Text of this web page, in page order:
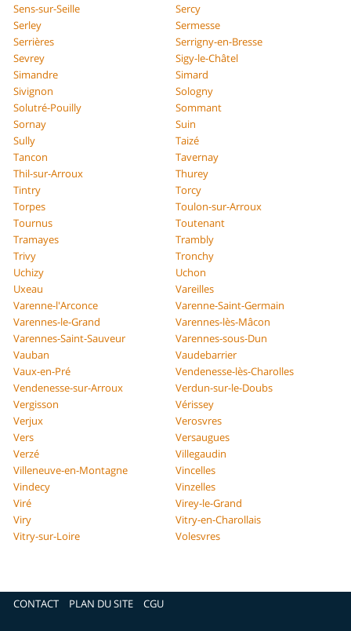
Sens-sur-Seille
Sercy
Serley
Sermesse
Serrières
Serrigny-en-Bresse
Sevrey
Sigy-le-Châtel
Simandre
Simard
Sivignon
Sologny
Solutré-Pouilly
Sommant
Sornay
Suin
Sully
Taizé
Tancon
Tavernay
Thil-sur-Arroux
Thurey
Tintry
Torcy
Torpes
Toulon-sur-Arroux
Tournus
Toutenant
Tramayes
Trambly
Trivy
Tronchy
Uchizy
Uchon
Uxeau
Vareilles
Varenne-l'Arconce
Varenne-Saint-Germain
Varennes-le-Grand
Varennes-lès-Mâcon
Varennes-Saint-Sauveur
Varennes-sous-Dun
Vauban
Vaudebarrier
Vaux-en-Pré
Vendenesse-lès-Charolles
Vendenesse-sur-Arroux
Verdun-sur-le-Doubs
Vergisson
Vérissey
Verjux
Verosvres
Vers
Versaugues
Verzé
Villegaudin
Villeneuve-en-Montagne
Vincelles
Vindecy
Vinzelles
Viré
Virey-le-Grand
Viry
Vitry-en-Charollais
Vitry-sur-Loire
Volesvres
CONTACT PLAN DU SITE CGU